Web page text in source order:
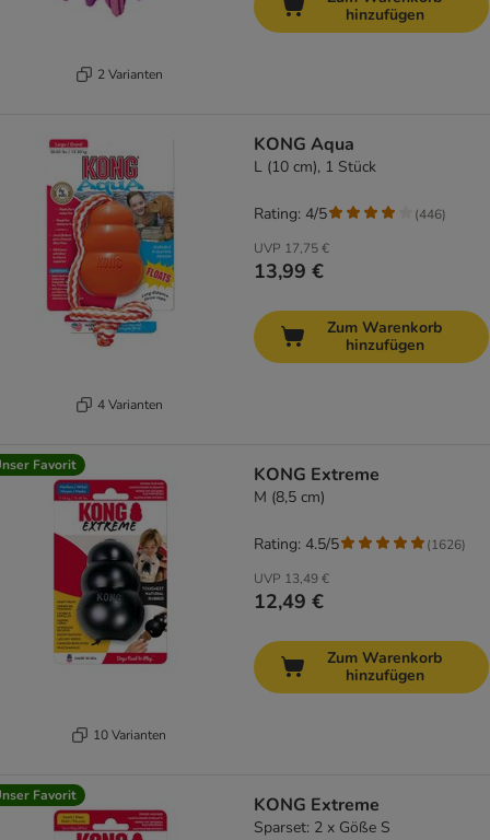
2 Varianten
hinzufügen
4 Varianten
KONG Aqua
L (10 cm), 1 Stück
UVP 17,75 €
13,99 €
Rating: 4/5 (446)
Zum Warenkorb
hinzufügen
Favorit
10 Varianten
KONG Extreme
M (8,5 cm)
UVP 13,49 €
12,49 €
Rating: 4.5/5 (1626)
Zum Warenkorb
hinzufügen
Favorit KONG Extreme
Sparset: 2 x Göße S